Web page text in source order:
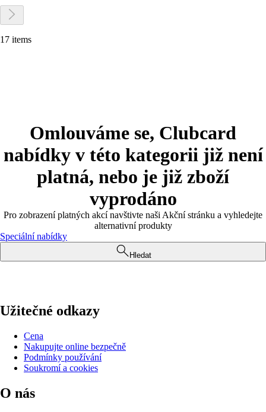
17 items
Omlouváme se, Clubcard
nabídky v této kategorii již není
platná, nebo je již zboží
vyprodáno
Pro zobrazení platných akcí navštivte naši Akční stránku a vyhledejte
alternativní produkty
Speciální nabídky
Hledat
Užitečné odkazy
Cena
Nakupujte online bezpečně
Podmínky používání
Soukromí a cookies
O nás